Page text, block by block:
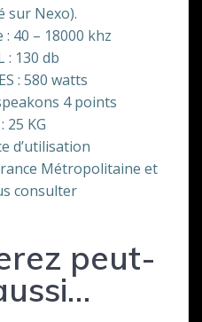
sur Nexo).
40 – 18000 khz
: 130 db
: 580 watts
4 points
25 KG
d’utilisation
Métropolitaine et
consulter
peut-